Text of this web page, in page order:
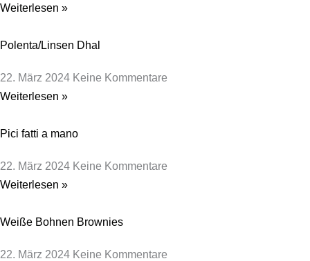
Weiterlesen »
Polenta/Linsen Dhal
22. März 2024 Keine Kommentare
Weiterlesen »
Pici fatti a mano
22. März 2024 Keine Kommentare
Weiterlesen »
Weiße Bohnen Brownies
22. März 2024 Keine Kommentare